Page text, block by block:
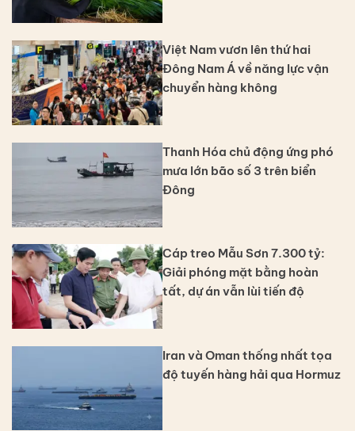
Việt Nam vươn lên thứ hai
Đông Nam Á về năng lực vận
chuyển hàng không
Thanh Hóa chủ động ứng phó
mưa lớn bão số 3 trên biển
Đông
Cáp treo Mẫu Sơn 7.300 tỷ:
Giải phóng mặt bằng hoàn
tất, dự án vẫn lùi tiến độ
Iran và Oman thống nhất tọa
độ tuyến hàng hải qua Hormuz